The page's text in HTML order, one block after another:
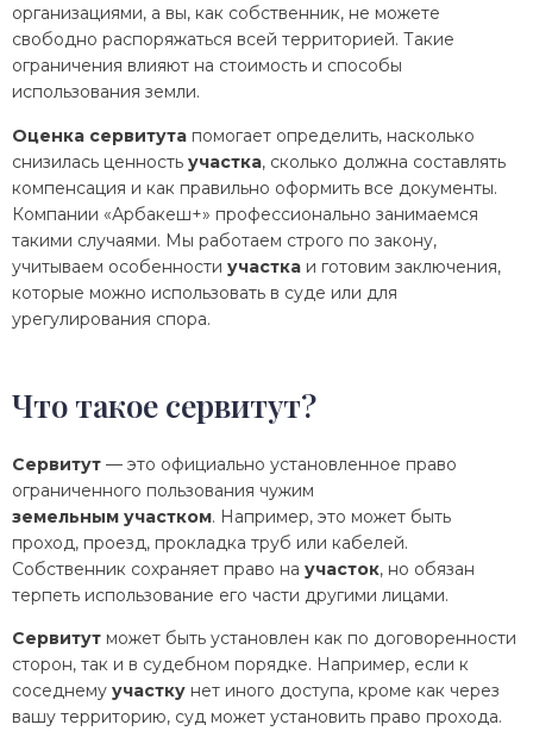
организациями, а вы, как собственник, не можете
свободно распоряжаться всей территорией. Такие
ограничения влияют на стоимость и способы
использования земли.
Оценка сервитута помогает определить, насколько
снизилась ценность участка, сколько должна составлять
компенсация и как правильно оформить все документы.
Компании «Арбакеш+» профессионально занимаемся
такими случаями. Мы работаем строго по закону,
учитываем особенности участка и готовим заключения,
которые можно использовать в суде или для
урегулирования спора.
Что такое сервитут?
Сервитут — это официально установленное право
ограниченного пользования чужим
земельным участком. Например, это может быть
проход, проезд, прокладка труб или кабелей.
Собственник сохраняет право на участок, но обязан
терпеть использование его части другими лицами.
Сервитут может быть установлен как по договоренности
сторон, так и в судебном порядке. Например, если к
соседнему участку нет иного доступа, кроме как через
вашу территорию, суд может установить право прохода.